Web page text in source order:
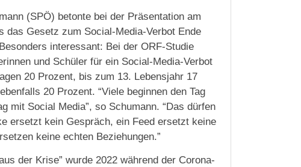
(SPÖ) betonte bei der Präsentation am
Gesetz zum Social-Media-Verbot Ende
interessant: Bei der ORF-Studie
und Schüler für ein Social-Media-Verbot
20 Prozent, bis zum 13. Lebensjahr 17
20 Prozent. “Viele beginnen den Tag
mit Social Media”, so Schumann. “Das dürfen
ersetzt kein Gespräch, ein Feed ersetzt keine
keine echten Beziehungen.”
der Krise” wurde 2022 während der Corona-